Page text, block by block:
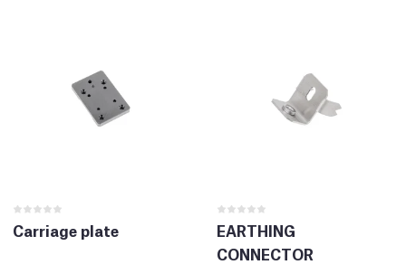
Carriage plate
EARTHING
CONNECTOR